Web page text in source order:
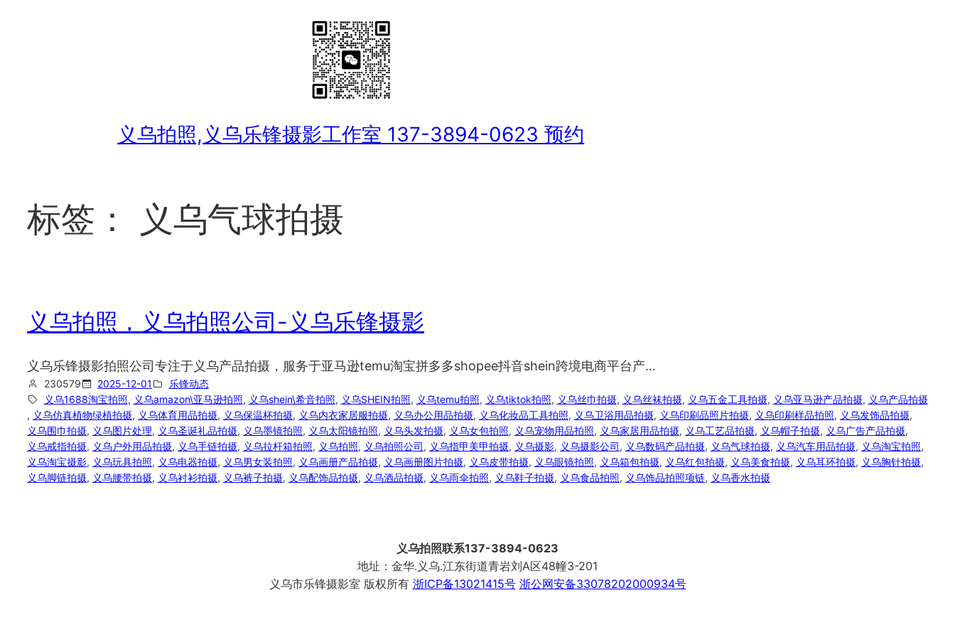
义乌拍照,义乌乐锋摄影工作室 137-3894-0623 预约
标签： 义乌气球拍摄
义乌拍照，义乌拍照公司-义乌乐锋摄影
义乌乐锋摄影拍照公司专注于义乌产品拍摄，服务于亚马逊temu淘宝拼多多shopee抖音shein跨境电商平台产…
230579 2025-12-01
乐锋动态
义乌1688淘宝拍照, 义乌amazon\亚马逊拍照, 义乌shein\希音拍照, 义乌SHEIN拍照, 义乌temu拍照, 义乌tiktok拍照, 义乌丝巾拍摄, 义乌丝袜拍摄, 义乌五金工具拍摄, 义乌亚马逊产品拍摄, 义乌产品拍摄
, 义乌仿真植物绿植拍摄, 义乌体育用品拍摄, 义乌保温杯拍摄, 义乌内衣家居服拍摄, 义乌办公用品拍摄, 义乌化妆品工具拍照, 义乌卫浴用品拍摄, 义乌印刷品照片拍摄, 义乌印刷样品拍照, 义乌发饰品拍摄,
义乌围巾拍摄, 义乌图片处理, 义乌圣诞礼品拍摄, 义乌墨镜拍照, 义乌太阳镜拍照, 义乌头发拍摄, 义乌女包拍照, 义乌宠物用品拍照, 义乌家居用品拍摄, 义乌工艺品拍摄, 义乌帽子拍摄, 义乌广告产品拍摄,
义乌戒指拍摄, 义乌户外用品拍摄, 义乌手链拍摄, 义乌拉杆箱拍照, 义乌拍照, 义乌拍照公司, 义乌指甲美甲拍摄, 义乌摄影, 义乌摄影公司, 义乌数码产品拍摄, 义乌气球拍摄, 义乌汽车用品拍摄, 义乌淘宝拍照,
义乌淘宝摄影, 义乌玩具拍照, 义乌电器拍摄, 义乌男女装拍照, 义乌画册产品拍摄, 义乌画册图片拍摄, 义乌皮带拍摄, 义乌眼镜拍照, 义乌箱包拍摄, 义乌红包拍摄, 义乌美食拍摄, 义乌耳环拍摄, 义乌胸针拍摄,
义乌脚链拍摄, 义乌腰带拍摄, 义乌衬衫拍摄, 义乌裤子拍摄, 义乌配饰品拍摄, 义乌酒品拍摄, 义乌雨伞拍照, 义乌鞋子拍摄, 义乌食品拍照, 义乌饰品拍照项链, 义乌香水拍摄
义乌拍照联系137-3894-0623
地址：金华.义乌.江东街道青岩刘A区48幢3-201
义乌市乐锋摄影室 版权所有 浙ICP备13021415号 浙公网安备33078202000934号